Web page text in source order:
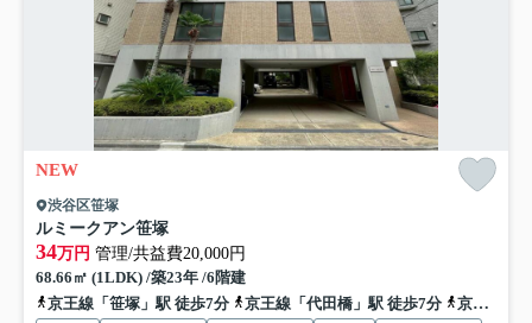
NEW
渋谷区笹塚
ルミークアン笹塚
34万円 管理/共益費20,000円
68.66㎡ (1LDK) /築23年 /6階建
京王線「笹塚」駅 徒歩7分
京王線「代田橋」駅 徒歩7分 京王井の頭線「新代田」駅 徒歩14分